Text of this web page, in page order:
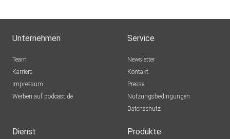
Unternehmen
Team
Karriere
Impressum
Werben auf podcast.de
Service
Newsletter
Kontakt
Presse
Nutzungsbedingungen
Datenschutz
Dienst Produkte